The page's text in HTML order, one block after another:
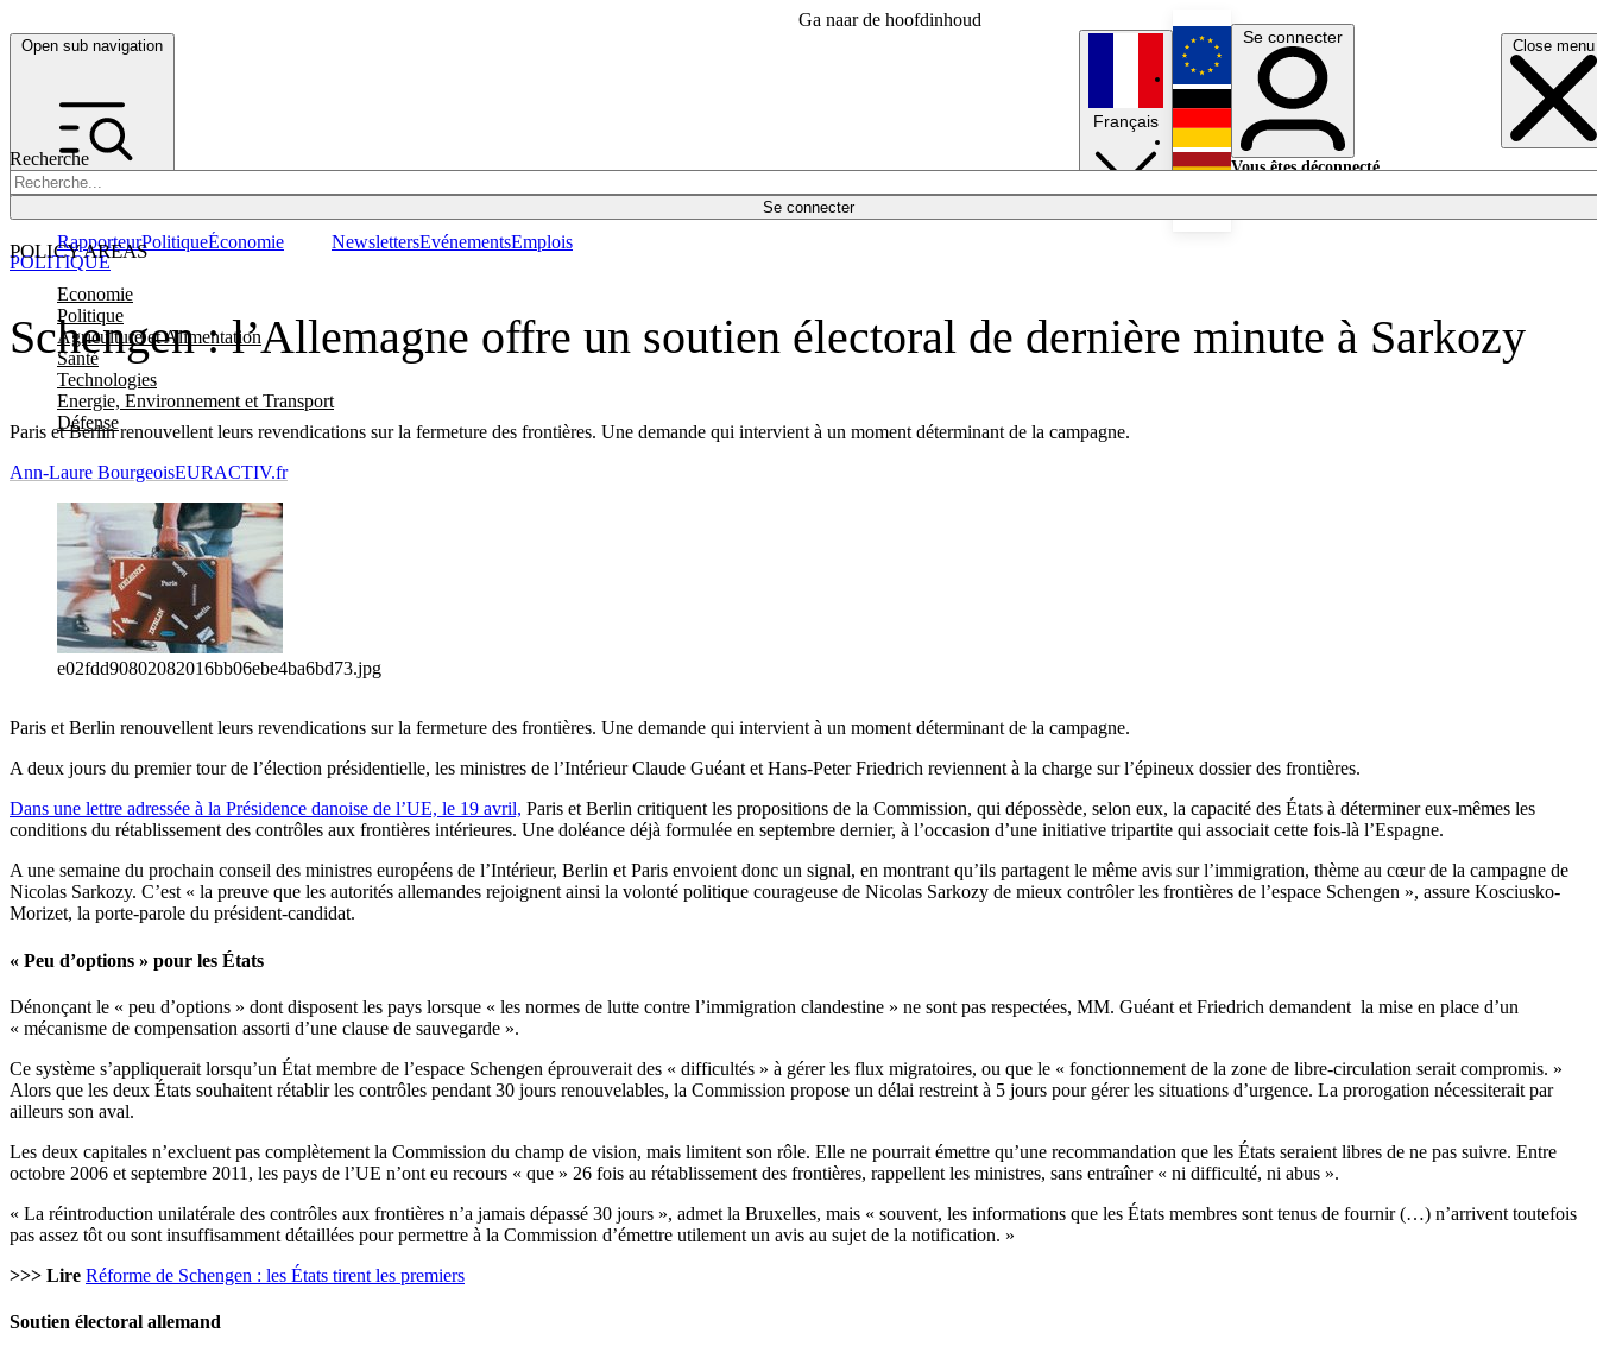
Ga naar de hoofdinhoud
Open sub navigation Close menu
Recherche
Se connecter
POLICY AREAS
Economie
Politique
Agriculture et Alimentation
Santé
Technologies
Energie, Environnement et Transport
Défense
RapporteurPolitiqueÉconomie NewslettersEvénementsEmplois
Français
English
Deutsch
Se connecter
Vous êtes déconnecté.
Schengen : l’Allemagne offre un soutien électoral de dernière minute à Sarkozy
Paris et Berlin renouvellent leurs revendications sur la fermeture des frontières. Une demande qui intervient à un moment déterminant de la campagne.
POLITIQUE
Ann-Laure BourgeoisEURACTIV.fr
e02fdd90802082016bb06ebe4ba6bd73.jpg
Paris et Berlin renouvellent leurs revendications sur la fermeture des frontières. Une demande qui intervient à un moment déterminant de la campagne.
A deux jours du premier tour de l’élection présidentielle, les ministres de l’Intérieur Claude Guéant et Hans-Peter Friedrich reviennent à la charge sur l’épineux dossier des frontières.
Dans une lettre adressée à la Présidence danoise de l’UE, le 19 avril, Paris et Berlin critiquent les propositions de la Commission, qui dépossède, selon eux, la capacité des États à déterminer eux-mêmes les
conditions du rétablissement des contrôles aux frontières intérieures. Une doléance déjà formulée en septembre dernier, à l’occasion d’une initiative tripartite qui associait cette fois-là l’Espagne.
A une semaine du prochain conseil des ministres européens de l’Intérieur, Berlin et Paris envoient donc un signal, en montrant qu’ils partagent le même avis sur l’immigration, thème au cœur de la campagne de
Nicolas Sarkozy. C’est « la preuve que les autorités allemandes rejoignent ainsi la volonté politique courageuse de Nicolas Sarkozy de mieux contrôler les frontières de l’espace Schengen », assure Kosciusko-
Morizet, la porte-parole du président-candidat.
« Peu d’options » pour les États
Dénonçant le « peu d’options » dont disposent les pays lorsque « les normes de lutte contre l’immigration clandestine » ne sont pas respectées, MM. Guéant et Friedrich demandent la mise en place d’un
« mécanisme de compensation assorti d’une clause de sauvegarde ».
Ce système s’appliquerait lorsqu’un État membre de l’espace Schengen éprouverait des « difficultés » à gérer les flux migratoires, ou que le « fonctionnement de la zone de libre-circulation serait compromis. »
Alors que les deux États souhaitent rétablir les contrôles pendant 30 jours renouvelables, la Commission propose un délai restreint à 5 jours pour gérer les situations d’urgence. La prorogation nécessiterait par
ailleurs son aval.
Les deux capitales n’excluent pas complètement la Commission du champ de vision, mais limitent son rôle. Elle ne pourrait émettre qu’une recommandation que les États seraient libres de ne pas suivre. Entre
octobre 2006 et septembre 2011, les pays de l’UE n’ont eu recours « que » 26 fois au rétablissement des frontières, rappellent les ministres, sans entraîner « ni difficulté, ni abus ».
« La réintroduction unilatérale des contrôles aux frontières n’a jamais dépassé 30 jours », admet la Bruxelles, mais « souvent, les informations que les États membres sont tenus de fournir (…) n’arrivent toutefois
pas assez tôt ou sont insuffisamment détaillées pour permettre à la Commission d’émettre utilement un avis au sujet de la notification. »
>>> Lire Réforme de Schengen : les États tirent les premiers
Soutien électoral allemand